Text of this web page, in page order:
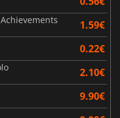
1.59€
0.22€
2.10€
9.90€